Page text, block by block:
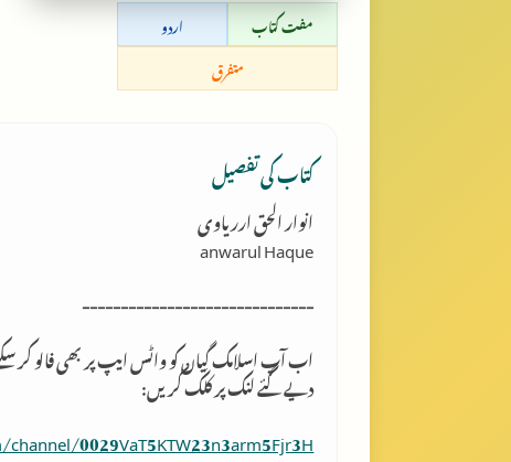
مفت کتاب
اردو
متفرق
کتاب کی تفصیل
انوار الحق ارریاوی
anwarul Haque
------------------------------
اب آپ اسلامک گِیان کو واٹس ایپ پر بھی فالو کر
دیے گئے لنک پر کلک کریں:
0029VaT5KTW23n3arm5Fjr3H